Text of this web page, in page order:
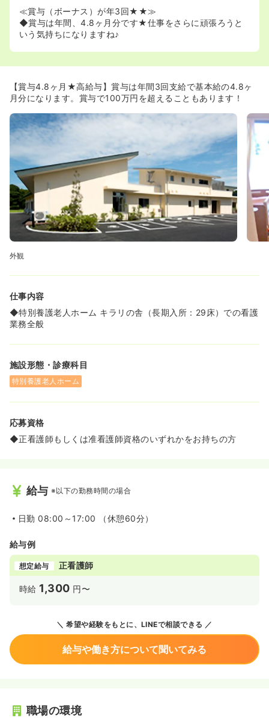
≪賞与（ボーナス）が年3回★★≫
◆賞与は年間、4.8ヶ月分です★仕事をさらに頑張ろうと
いう気持ちになりますね♪
【賞与4.8ヶ月★高給与】賞与は年間3回支給で基本給の4.8ヶ
月分になります。賞与で100万円を超えることもあります！
外観
仕事内容
◆特別養護老人ホーム キラリの舎（長期入所：29床）での看護
業務全般
施設形態・診療科目
特別養護老人ホーム
応募資格
◆正看護師もしくは准看護師資格のいずれかをお持ちの方
給与 ※以下の勤務時間の場合
日勤 08:00～17:00 （休憩60分）
給与例
想定給与 正看護師
時給 1,300 円〜
希望や経験をもとに、LINEで相談できる
給与や働き方について聞いてみる
職場の環境